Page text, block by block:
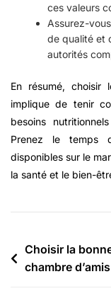
ces valeurs
Assurez-
de qualité et
autorités
En résumé, choisir
implique de tenir
besoins
Prenez le temps
disponibles sur le
la santé et le bien-
Choisir la
chambre d’amis